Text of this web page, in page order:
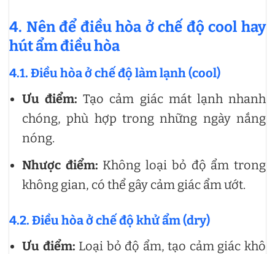
4. Nên để điều hòa ở chế độ cool hay
hút ẩm điều hòa
4.1. Điều hòa ở chế độ làm lạnh (cool)
Ưu điểm: Tạo cảm giác mát lạnh nhanh
chóng, phù hợp trong những ngày nắng
nóng.
Nhược điểm: Không loại bỏ độ ẩm trong
không gian, có thể gây cảm giác ẩm ướt.
4.2. Điều hòa ở chế độ khử ẩm (dry)
Ưu điểm: Loại bỏ độ ẩm, tạo cảm giác khô